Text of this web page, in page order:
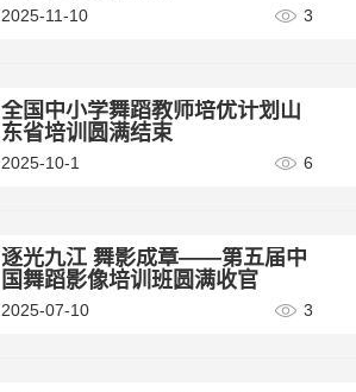
2025-11-10 3
全国中小学舞蹈教师培优计划山
东省培训圆满结束
2025-10-1 6
逐光九江 舞影成章——第五届中
国舞蹈影像培训班圆满收官
2025-07-10 3